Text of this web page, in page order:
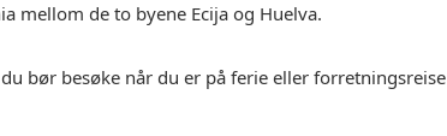
mellom de to byene Ecija og Huelva.
bør besøke når du er på ferie eller forretningsreise